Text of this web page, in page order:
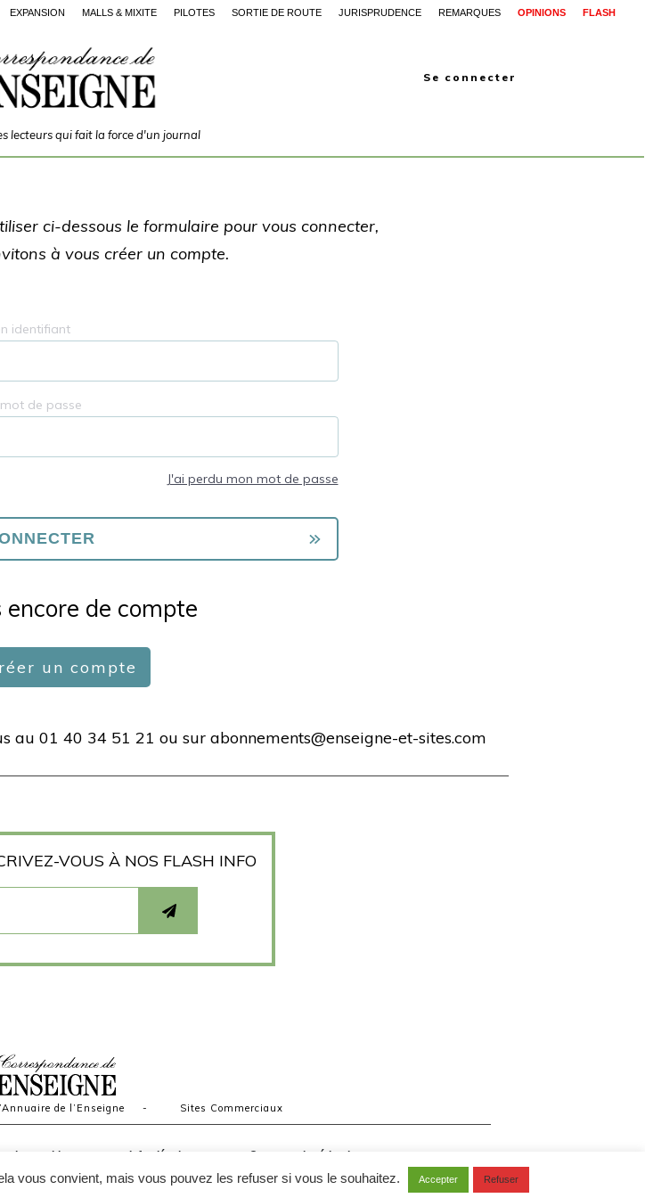
EXPANSION MALLS & MIXITÉ PILOTES SORTIE DE ROUTE JURISPRUDENCE REMARQUES OPINIONS FLASH
lecteurs qui fait la force d'un journal
Se connecter
ci-dessous le formulaire pour vous connecter,
à vous créer un compte.
identifiant
de passe
J'ai perdu mon mot de passe
encore de compte
un compte
au 01 40 34 51 21 ou sur abonnements@enseigne-et-sites.com
VOUS À NOS FLASH INFO
de l’Enseigne - Sites Commerciaux
des cookies Infos légales Contacter la rédaction
vous convient, mais vous pouvez les refuser si vous le souhaitez. Accepter Refuser